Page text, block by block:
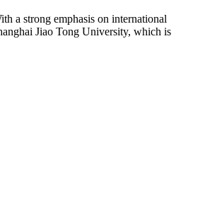
a strong emphasis on international
Jiao Tong University, which is